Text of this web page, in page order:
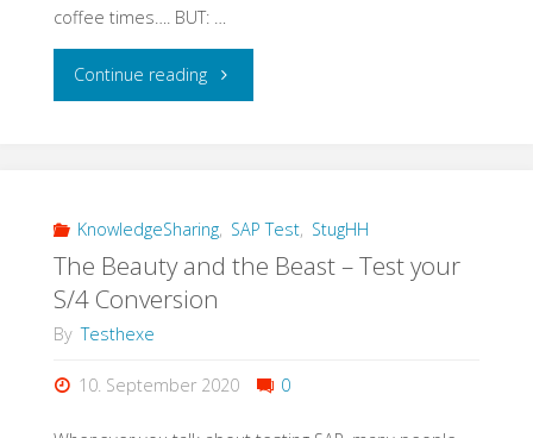
bei
SAP!"
coffee times…. BUT: …
Continue reading"#FlattenTheCurve:
Barcamp
Perspective"
KnowledgeSharing, SAP Test, StugHH
The Beauty and the Beast – Test your
S/4 Conversion
By Testhexe
10. September 2020 0